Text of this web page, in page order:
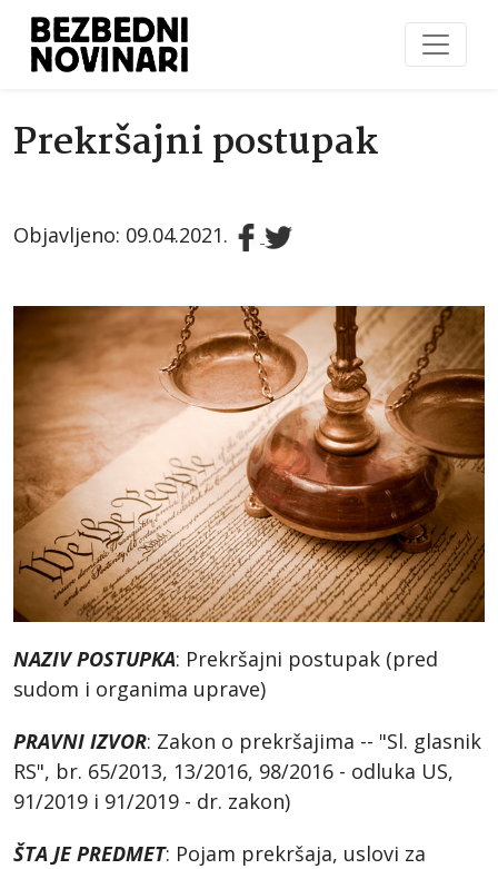
Prekršajni postupak
Objavljeno: 09.04.2021.
NAZIV POSTUPKA: Prekršajni postupak (pred
sudom i organima uprave)
PRAVNI IZVOR: Zakon o prekršajima -- "Sl. glasnik
RS", br. 65/2013, 13/2016, 98/2016 - odluka US,
91/2019 i 91/2019 - dr. zakon)
ŠTA JE PREDMET: Pojam prekršaja, uslovi za